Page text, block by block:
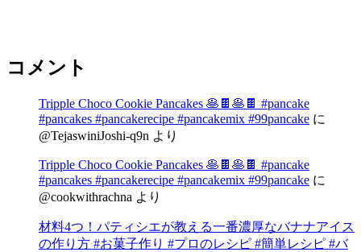
コメント
Tripple Choco Cookie Pancakes 🥞🍫🥞🍫 #pancake
#pancakes #pancakerecipe #pancakemix #99pancake に
@TejaswiniJoshi-q9n より
Tripple Choco Cookie Pancakes 🥞🍫🥞🍫 #pancake
#pancakes #pancakerecipe #pancakemix #99pancake に
@cookwithrachna より
材料4つ！パティシエが教える一番濃厚なバナナアイス
の作り方 #お菓子作り #プロのレシピ #簡単レシピ #バ